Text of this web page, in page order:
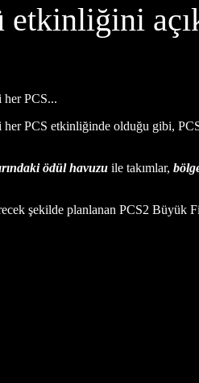
her PCS...
her PCS etkinliğinde olduğu gibi,
ödül havuzu ile takımlar,
şekilde planlanan PCS2 Büyük